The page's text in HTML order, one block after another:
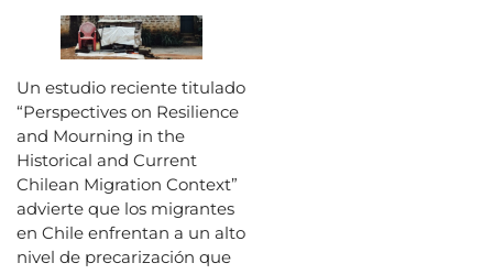
Un estudio reciente titulado
“Perspectives on Resilience
and Mourning in the
Historical and Current
Chilean Migration Context”
advierte que los migrantes
en Chile enfrentan a un alto
nivel de precarización que